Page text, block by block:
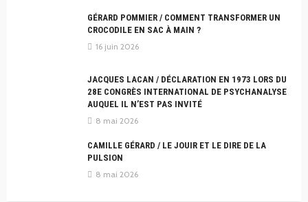
GÉRARD POMMIER / COMMENT TRANSFORMER UN
CROCODILE EN SAC À MAIN ?
16 juin 2026
JACQUES LACAN / DÉCLARATION EN 1973 LORS DU
28E CONGRÈS INTERNATIONAL DE PSYCHANALYSE
AUQUEL IL N’EST PAS INVITÉ
8 mai 2026
CAMILLE GÉRARD / LE JOUIR ET LE DIRE DE LA
PULSION
8 mai 2026